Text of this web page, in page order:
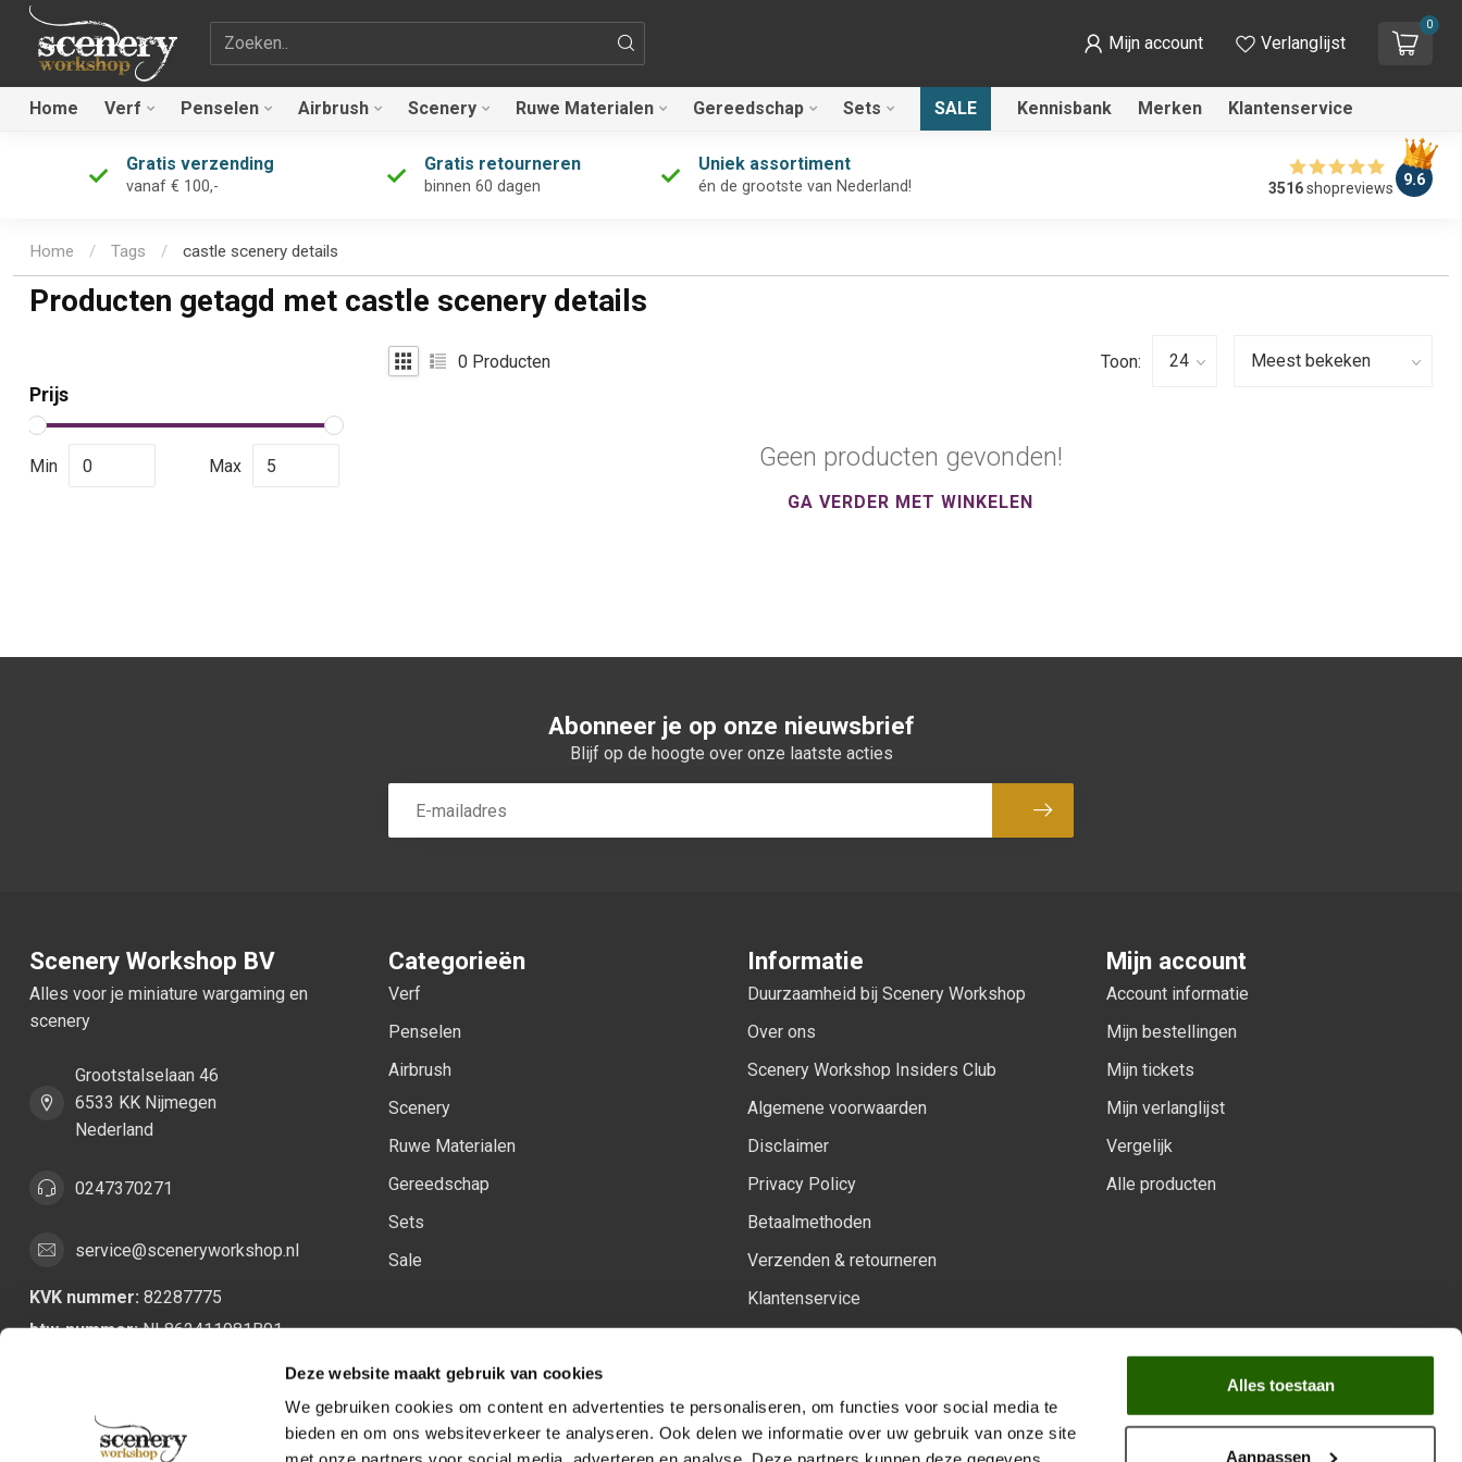
Deze website maakt gebruik van cookies
We gebruiken cookies om content en advertenties te personaliseren, om functies voor social media te
bieden en om ons websiteverkeer te analyseren. Ook delen we informatie over uw gebruik van onze site
Alles toestaan
Aanpassen
Zoekterm Mijn account Verlanglijst
0
Home Verf Penselen Airbrush Scenery Ruwe Materialen Gereedschap Sets SALE Kennisbank Merken Klantenservice
Gratis verzending
vanaf € 100,-
Gratis retourneren
binnen 60 dagen
Uniek assortiment
én de grootste van Nederland! 3516shopreviews 9.6
Home / Tags / castle scenery details
Producten getagd met castle scenery details
Prijs
Min Max
0 Producten Toon:
Geen producten gevonden!
GA VERDER MET WINKELEN
Abonneer je op onze nieuwsbrief
Blijf op de hoogte over onze laatste acties
Abonneer
Scenery Workshop BV
Alles voor je miniature wargaming en
scenery
Grootstalselaan 46
6533 KK Nijmegen
Nederland
0247370271
service@sceneryworkshop.nl
KVK nummer: 82287775
btw-nummer:NL862411981B01
Categorieën
Verf
Penselen
Airbrush
Scenery
Ruwe Materialen
Gereedschap
Sets
Sale
Informatie
Duurzaamheid bij Scenery Workshop
Over ons
Scenery Workshop Insiders Club
Algemene voorwaarden
Disclaimer
Privacy Policy
Betaalmethoden
Verzenden & retourneren
Klantenservice
Mijn account
Account informatie
Mijn bestellingen
Mijn tickets
Mijn verlanglijst
Vergelijk
Alle producten